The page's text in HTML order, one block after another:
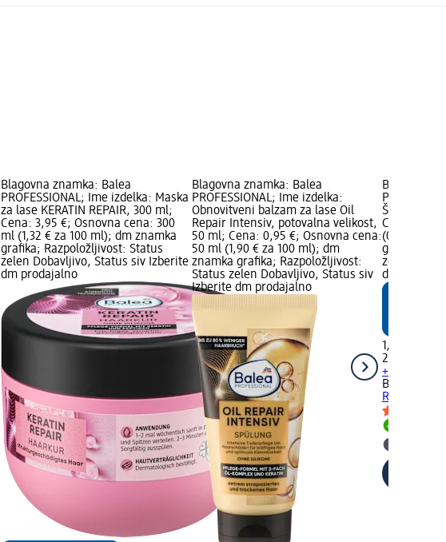
Blagovna znamka: Balea
PROFESSIONAL; Ime izdelka: Maska
za lase KERATIN REPAIR, 300 ml;
Cena: 3,95 €; Osnovna cena: 300
ml (1,32 € za 100 ml); dm znamka
grafika; Razpoložljivost: Status
zelen Dobavljivo, Status siv Izberite
dm prodajalno
Blagovna znamka: Balea
PROFESSIONAL; Ime izdelka:
Obnovitveni balzam za lase Oil
Repair Intensiv, potovalna velikost,
50 ml; Cena: 0,95 €; Osnovna cena:
50 ml (1,90 € za 100 ml); dm
znamka grafika; Razpoložljivost:
Status zelen Dobavljivo, Status siv
Izberite dm prodajalno
Blagovna
Šampon
Cena: 1,45
(0,58 € za
grafika;
zelen
dm
1,45 €
250 ml
+ 1
Balea
Repair